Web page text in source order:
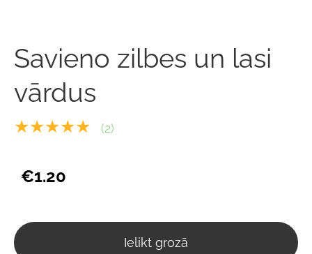
Savieno zilbes un lasi
vārdus
★★★★★ (2)
€1.20
Ielikt grozā